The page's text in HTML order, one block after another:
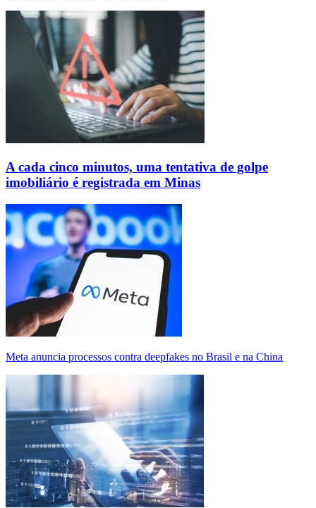
A cada cinco minutos, uma tentativa de golpe
imobiliário é registrada em Minas
Meta anuncia processos contra deepfakes no Brasil e na China